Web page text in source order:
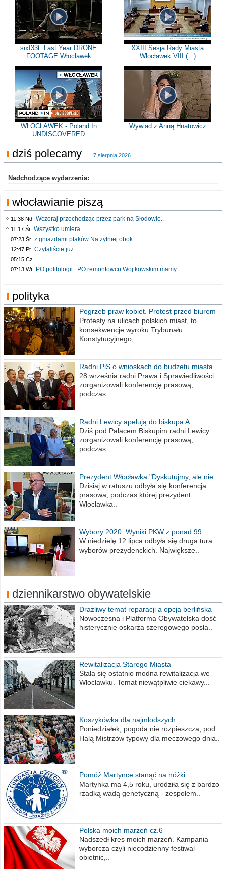
sixf33t .Last Year DRONE
FOOTAGE Włocławek
XXIII Sesja Rady Miasta
Włocławek VIII (...)
WŁOCŁAWEK - Poland In
UNDISCOVERED
Wywiad z Anną Hnatowicz
dziś polecamy 7 sierpnia 2026
Nadchodzące wydarzenia:
włocławianie piszą
11:38 Nd. Wczoraj przechodząc przez park na Słodowie..
11:17 Śr. Wszystko umiera
07:23 Śr. z gniazdami ptaków Na żytniej obok..
12:47 Pt. Czytaliście już :..
05:15 Cz. ..
07:13 Wt. PO politologii . PO remontowcu Wojtkowskim mamy..
polityka
Pogrzeb praw kobiet. Protest przed biurem
poselskim PiS
Protesty na ulicach polskich miast, to
konsekwencje wyroku Trybunału
Konstytucyjnego,..
Radni PiS o wnioskach do budżetu miasta
na 2021 rok
28 września radni Prawa i Sprawiedliwości
zorganizowali konferencję prasową,
podczas..
Radni Lewicy apelują do biskupa A.
Wiesława Meringa
Dziś pod Pałacem Biskupim radni Lewicy
zorganizowali konferencję prasową,
podczas..
Prezydent Włocławka:"Dyskutujmy, ale nie
obrażajmy się”
Dzisiaj w ratuszu odbyła się konferencja
prasowa, podczas której prezydent
Włocławka..
Wybory 2020. Wyniki PKW z ponad 99
procent obwodów
W niedzielę 12 lipca odbyła się druga tura
wyborów prezydenckich. Największe..
dziennikarstwo obywatelskie
Drażliwy temat reparacji a opcja berlińska
Nowoczesna i Platforma Obywatelska dość
histerycznie oskarża szeregowego posła..
Rewitalizacja Starego Miasta
Stała się ostatnio modna rewitalizacja we
Włocławku. Temat niewątpliwie ciekawy...
Koszykówka dla najmłodszych
Poniedziałek, pogoda nie rozpieszcza, pod
Halą Mistrzów typowy dla meczowego dnia..
Pomóż Martynce stanąć na nóżki
Martynka ma 4,5 roku, urodziła się z bardzo
rzadką wadą genetyczną - zespołem..
Polska moich marzeń cz.6
Nadszedł kres moich marzeń. Kampania
wyborcza czyli niecodzienny festiwal
obietnic,..